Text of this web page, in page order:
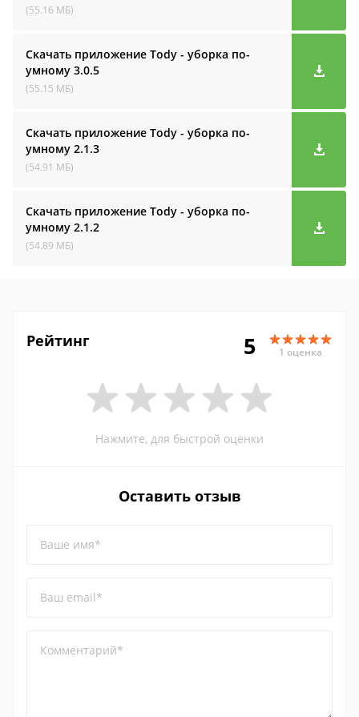
(55.16 МБ)
Скачать приложение Tody - уборка по-
умному 3.0.5
(55.15 МБ)
Скачать приложение Tody - уборка по-
умному 2.1.3
(54.91 МБ)
Скачать приложение Tody - уборка по-
умному 2.1.2
(54.89 МБ)
Рейтинг 5 1 оценка
Нажмите, для быстрой оценки
Оставить отзыв
Ваше имя*
Ваш email*
Комментарий*